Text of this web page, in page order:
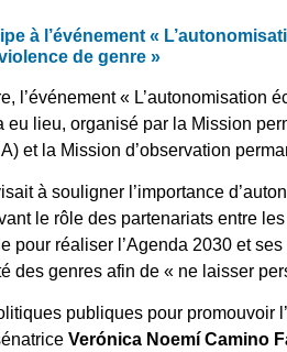
à l’événement «
de genre »
l’événement «
eu lieu, organisé par la Mission
et la Mission d’observation
à souligner l’importance
le rôle des partenariats entre
pour réaliser l’Agenda 2030 et
des genres afin de « ne laisser
publiques pour promouvoir
Verónica Noemí Camino